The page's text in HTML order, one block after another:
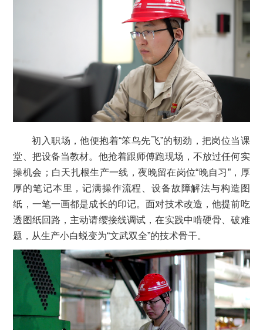
初入职场，他便抱着“笨鸟先飞”的韧劲，把岗位当课
堂、把设备当教材。他抢着跟师傅跑现场，不放过任何实
操机会；白天扎根生产一线，夜晚留在岗位“晚自习”，厚
厚的笔记本里，记满操作流程、设备故障解法与构造图
纸，一笔一画都是成长的印记。面对技术改造，他提前吃
透图纸回路，主动请缨接线调试，在实践中啃硬骨、破难
题，从生产小白蜕变为“文武双全”的技术骨干。